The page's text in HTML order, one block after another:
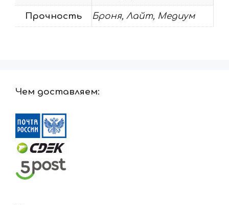
Прочность Броня, Лайт, Медиум
Чем доставляем: